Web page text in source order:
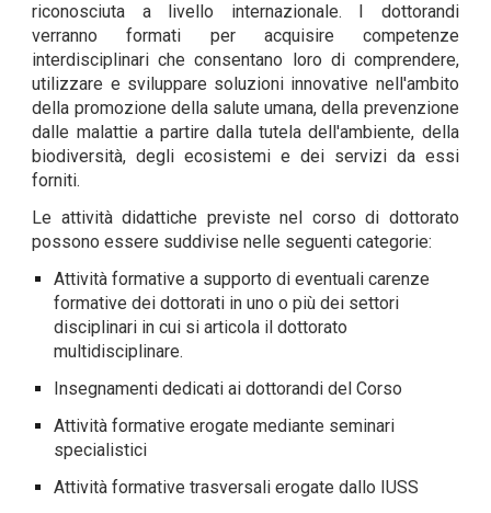
riconosciuta a livello internazionale. I dottorandi
verranno formati per acquisire competenze
interdisciplinari che consentano loro di comprendere,
utilizzare e sviluppare soluzioni innovative nell'ambito
della promozione della salute umana, della prevenzione
dalle malattie a partire dalla tutela dell'ambiente, della
biodiversità, degli ecosistemi e dei servizi da essi
forniti.
Le attività didattiche previste nel corso di dottorato
possono essere suddivise nelle seguenti categorie:
Attività formative a supporto di eventuali carenze
formative dei dottorati in uno o più dei settori
disciplinari in cui si articola il dottorato
multidisciplinare.
Insegnamenti dedicati ai dottorandi del Corso
Attività formative erogate mediante seminari
specialistici
Attività formative trasversali erogate dallo IUSS